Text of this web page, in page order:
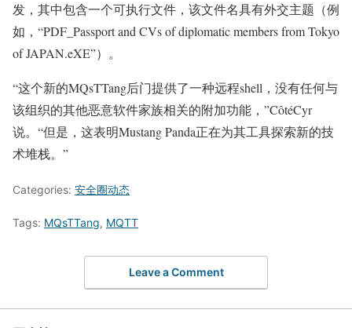
发，其中包含一个可执行文件，该文件名具有外交主题（例
如，“PDF_Passport and CVs of diplomatic members from Tokyo
of JAPAN.eXE”）。
“这个新的MQsTTang后门提供了一种远程shell，没有任何与
该组织的其他恶意软件家族相关的附加功能，”CôtéCyr
说。“但是，这表明Mustang Panda正在为其工具探索新的技
术堆栈。”
Categories: 安全圈动态
Tags: MQsTTang, MQTT
Leave a Comment